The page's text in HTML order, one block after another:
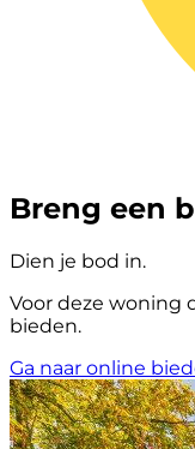
Breng een
Dien je bod in.
Voor deze woning
bieden.
Ga naar online